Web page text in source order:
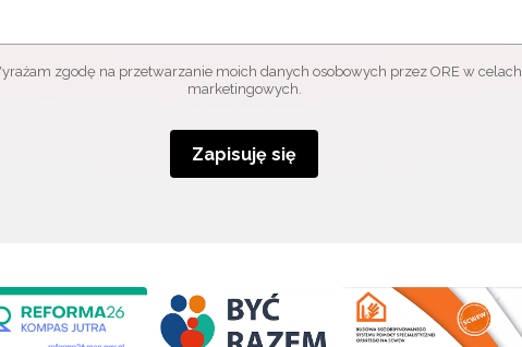
zgodę na przetwarzanie moich danych osobowych przez ORE w celach
marketingowych.
Zapisuję się